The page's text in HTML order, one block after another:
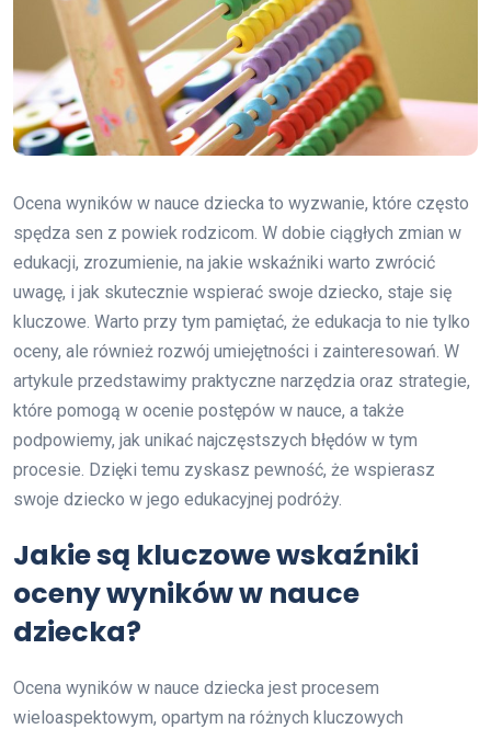
Ocena wyników w nauce dziecka to wyzwanie, które często
spędza sen z powiek rodzicom. W dobie ciągłych zmian w
edukacji, zrozumienie, na jakie wskaźniki warto zwrócić
uwagę, i jak skutecznie wspierać swoje dziecko, staje się
kluczowe. Warto przy tym pamiętać, że edukacja to nie tylko
oceny, ale również rozwój umiejętności i zainteresowań. W
artykule przedstawimy praktyczne narzędzia oraz strategie,
które pomogą w ocenie postępów w nauce, a także
podpowiemy, jak unikać najczęstszych błędów w tym
procesie. Dzięki temu zyskasz pewność, że wspierasz
swoje dziecko w jego edukacyjnej podróży.
Jakie są kluczowe wskaźniki
oceny wyników w nauce
dziecka?
Ocena wyników w nauce dziecka jest procesem
wieloaspektowym, opartym na różnych kluczowych